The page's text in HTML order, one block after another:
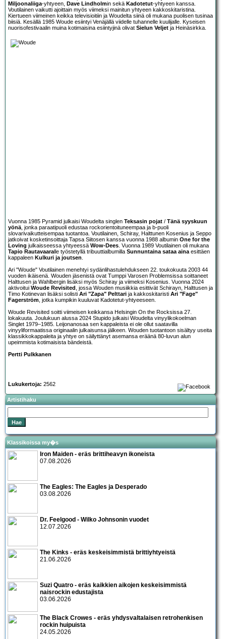
Miljoonaliiga-yhtyeen, Dave Lindholmin sekä Kadotetut-yhtyeen kanssa.
Voutilainen vaikutti ajoittain myös viimeksi mainitun yhtyeen kakkoskitaristina.
Kiertueen viimeinen keikka televisioitiin ja Woudelta siinä oli mukana puolisen tusinaa
biisiä. Kesällä 1985 Woude esiintyi Venäjällä viidelle tuhannelle kuulijalle. Kyseisen
nuorisofestivaalin muina kotimaisina esiintyjinä olivat Sielun Veljet ja Heinäsirkka.
Vuonna 1985 Pyramid julkaisi Woudelta singlen Teksasin pojat / Tänä syyskuun
yönä, jonka paraatipuoli edustaa rockorientoituneempaa ja b-puoli
slovarivaikutteisempaa tuotantoa. Voutilainen, Schiray, Halttunen Kosenius ja Seppo
jatkoivat kosketinsoittaja Tapsa Siitosen kanssa vuonna 1988 albumin One for the
Loving julkaisseessa yhtyeessä Wow-Dees. Vuonna 1989 Voutilainen oli mukana
Tapio Rautavaaralle työstetyllä tribuuttialbumilla Sunnuntaina sataa ainaesittäen
kappaleen Kulkuri ja joutsen.
Ari "Woude" Voutilainen menehtyi sydänlihastulehdukseen 22. toukokuuta 2003 44
vuoden ikäisenä. Wouden jäsenistä ovat Tumppi Varosen Problemsissa soittaneet
Halttusen ja Wahlbergin lisäksi myös Schiray ja viimeksi Kosenius. Vuonna 2024
aktivoitui Woude Revisited , jossa Wouden musiikkia esittivät Schirayn, Halttusen ja
Timo Kotinevan lisäksi solisti Ari "Zapa" Pelttari ja kakkoskitaristi Ari "Fage"
Fagerström, jotka kumpikin kuuluvat Kadotetut-yhtyeeseen.
Woude Revisited soitti viimeisen keikkansa Helsingin On the Rocksissa 27.
lokakuuta. Joulukuun alussa 2024 Stupido julkaisi Woudelta vinyylikokoelman
Singlet 1979–1985. Leijonanosaa sen kappaleista ei ole ollut saatavilla
vinyyliformaatissa originaalin julkaisunsa jälkeen. Wouden tuotantoon sisältyy useita
klassikkokappaleita ja yhtye on säilyttänyt asemansa eräänä 80-luvun alun
upeimmista kotimaisista bändeistä.
Pertti Pulkkanen
Lukukertoja: 2562
Artistihaku
Klassikoissa my�s
Iron Maiden - eräs brittiheavyn ikoneista
07.08.2026
The Eagles: The Eagles ja Desperado
03.08.2026
Dr. Feelgood - Wilko Johnsonin vuodet
12.07.2026
The Kinks - eräs keskeisimmistä brittiyhtyeistä
21.06.2026
Suzi Quatro - eräs kaikkien aikojen keskeisimmistä
naisrockin edustajista
03.06.2026
The Black Crowes - eräs yhdysvaltalaisen retrohenkisen
rockin huipuista
24.05.2026